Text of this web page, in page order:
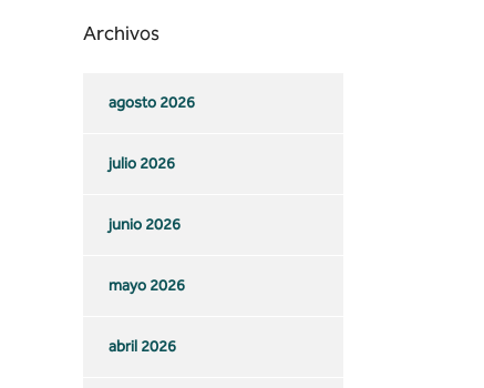
Archivos
agosto 2026
julio 2026
junio 2026
mayo 2026
abril 2026